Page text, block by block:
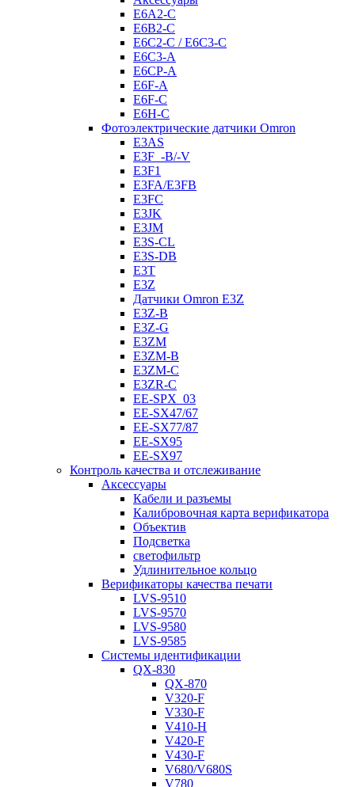
E6A2-C
E6B2-C
E6C2-C / E6C3-C
E6C3-A
E6CP-A
E6F-A
E6F-C
E6H-C
Фотоэлектрические датчики Omron
E3AS
E3F_-B/-V
E3F1
E3FA/E3FB
E3FC
E3JK
E3JM
E3S-CL
E3S-DB
E3T
E3Z
Датчики Omron E3Z
E3Z-B
E3Z-G
E3ZM
E3ZM-B
E3ZM-C
E3ZR-C
EE-SPX_03
EE-SX47/67
EE-SX77/87
EE-SX95
EE-SX97
Контроль качества и отслеживание
Аксессуары
Кабели и разъемы
Калибровочная карта верификатора
Объектив
Подсветка
светофильтр
Удлинительное кольцо
Верификаторы качества печати
LVS-9510
LVS-9570
LVS-9580
LVS-9585
Системы идентификации
QX-830
QX-870
V320-F
V330-F
V410-H
V420-F
V430-F
V680/V680S
V780